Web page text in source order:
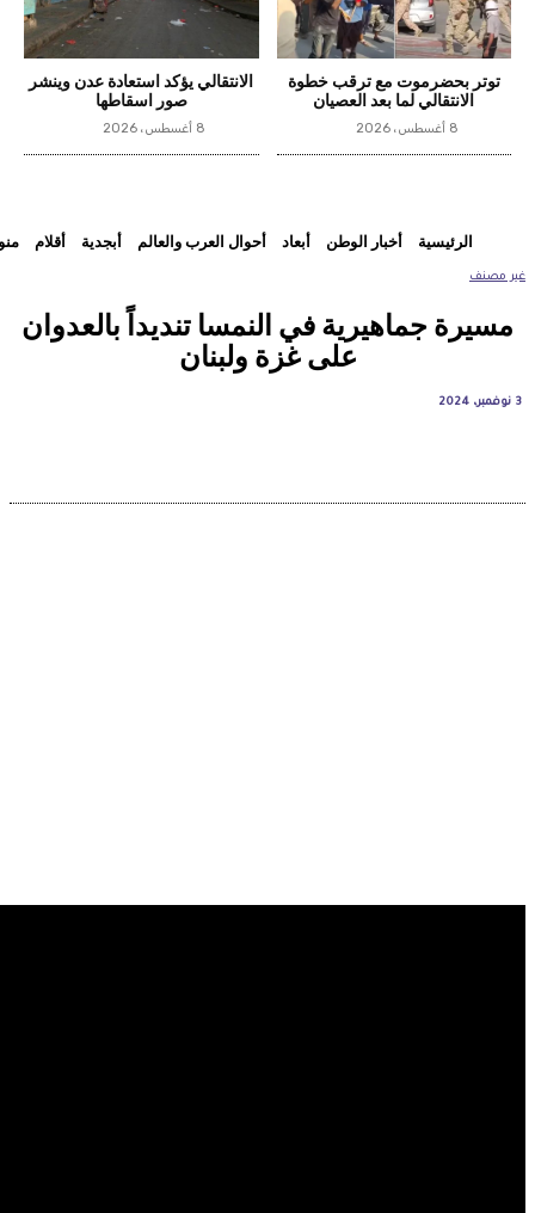
توتر بحضرموت مع ترقب خطوة
الانتقالي لما بعد العصيان
8 أغسطس، 2026
الانتقالي يؤكد استعادة عدن وينشر
صور اسقاطها
8 أغسطس، 2026